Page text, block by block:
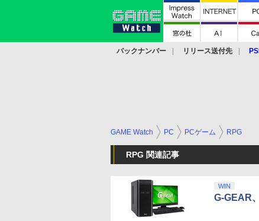
バックナンバー リリース送付先
GAME Watch PC PCゲーム RPG
RPG 関連記事
WIN
G-GEAR